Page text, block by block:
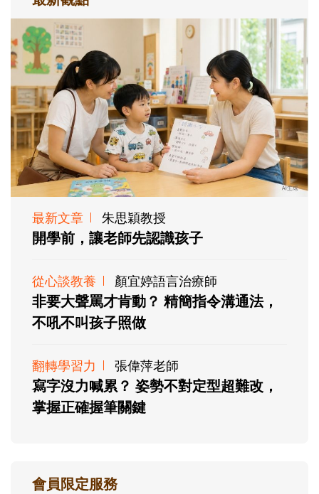
最新文章 朱思穎教授
開學前，讓老師先認識孩子
從心談教養 顏宜婷語言治療師
非要大聲罵才肯動？ 精簡指令溝通法，
不吼不叫孩子照做
翻轉學習力 張偉萍老師
寫字沒力喊累？ 姿勢不對定型超難改，
掌握正確握筆關鍵
會員限定服務